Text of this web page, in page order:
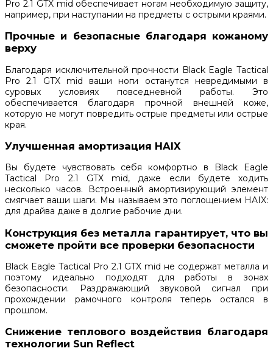
Pro 2.1 GTX mid обеспечивает ногам необходимую защиту,
например, при наступании на предметы с острыми краями.
Прочные и безопасные благодаря кожаному
верху
Благодаря исключительной прочности Black Eagle Tactical
Pro 2.1 GTX mid ваши ноги останутся невредимыми в
суровых условиях повседневной работы. Это
обеспечивается благодаря прочной внешней коже,
которую не могут повредить острые предметы или острые
края.
Улучшенная амортизация HAIX
Вы будете чувствовать себя комфортно в Black Eagle
Tactical Pro 2.1 GTX mid, даже если будете ходить
несколько часов. Встроенный амортизирующий элемент
смягчает ваши шаги. Мы называем это поглощением HAIX:
для драйва даже в долгие рабочие дни.
Конструкция без металла гарантирует, что вы
сможете пройти все проверки безопасности
Black Eagle Tactical Pro 2.1 GTX mid не содержат металла и
поэтому идеально подходят для работы в зонах
безопасности. Раздражающий звуковой сигнал при
прохождении рамочного контроля теперь остался в
прошлом.
Снижение теплового воздействия благодаря
технологии Sun Reflect